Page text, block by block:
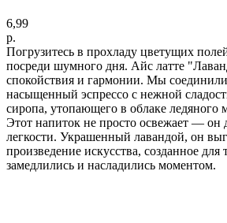
6,99
р.
Погрузитесь в прохладу цветущих
посреди шумного дня. Айс латте
спокойствия и гармонии. Мы
насыщенный эспрессо с нежной
сиропа, утопающего в облаке ледяного
Этот напиток не просто освежает — он
легкости. Украшенный лавандой, он
произведение искусства, созданное
замедлились и насладились моментом.